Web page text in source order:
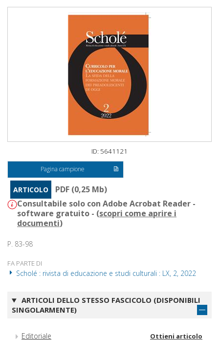
ID: 5641121
Pagina campione
ARTICOLO
PDF (0,25 Mb)
Consultabile solo con Adobe Acrobat Reader -
software gratuito - (scopri come aprire i
documenti)
P. 83-98
FA PARTE DI
Scholé : rivista di educazione e studi culturali : LX, 2, 2022
ARTICOLI DELLO STESSO FASCICOLO (DISPONIBILI
SINGOLARMENTE)
Editoriale Ottieni articolo